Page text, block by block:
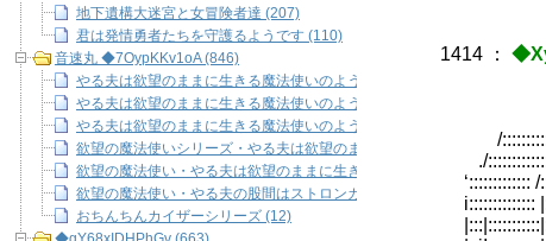
1414 ：
/
./::::::::::::::/
‘::::::::::::: /
i::::::::::::::
地下遺構大迷宮と女冒険者達 (207)
君は発情勇者たちを守護るようです (110)
音速丸 ◆7OypKKv1oA (846)
やる夫は欲望のままに生きる魔法使いのようです・首領８ (23)
やる夫は欲望のままに生きる魔法使いのようです miracleman's number
やる夫は欲望のままに生きる魔法使いのようです・Rock 'n' Roll (12)
欲望の魔法使いシリーズ・やる夫は欲望のままに生きる魔法使いのよう
欲望の魔法使い・やる夫は欲望のままに生きる魔法使いのようです米粉
欲望の魔法使い・やる夫の股間はストロンガー (12)
おちんちんカイザーシリーズ (12)